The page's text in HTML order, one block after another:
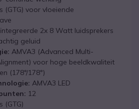
(GTG) voor vloeiende
2x 8 Watt luidsprekers
geluid
AMVA3 (Advanced Multi-
voor hoge beeldkwaliteit
(178°/178°)
AMVA3 LED
12
(GTG)